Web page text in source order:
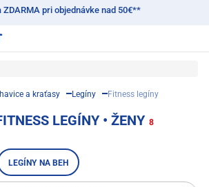
ZDARMA pri objednávke nad 50€**
a kraťasy Legíny Fitness legíny
LEGÍNY • ŽENY 8
LEGÍNY NA BEH